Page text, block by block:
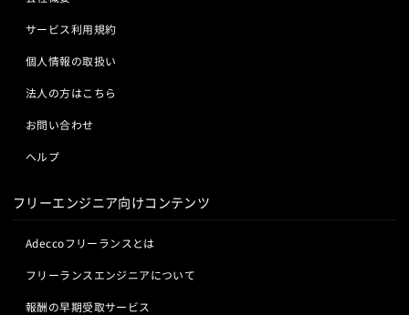
サービス利用規約
個人情報の取扱い
法人の方はこちら
お問い合わせ
ヘルプ
フリーエンジニア向けコンテンツ
Adeccoフリーランスとは
フリーランスエンジニアについて
報酬の早期受取サービス